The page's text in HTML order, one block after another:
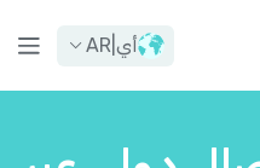
أي AR